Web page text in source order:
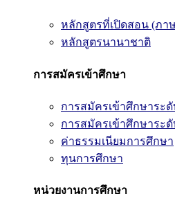
หลักสูตรที่เปิดสอน (ภา
หลักสูตรนานาชาติ
การสมัครเข้าศึกษา
การสมัครเข้าศึกษาร
การสมัครเข้าศึกษาระ
ค่าธรรมเนียมการศึกษา
ทุนการศึกษา
หน่วยงานการศึกษา